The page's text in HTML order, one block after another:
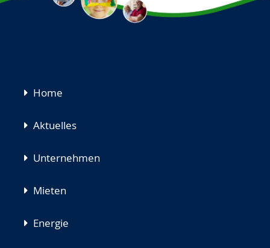
Navigation
Home
Aktuelles
Unternehmen
Mieten
Energie